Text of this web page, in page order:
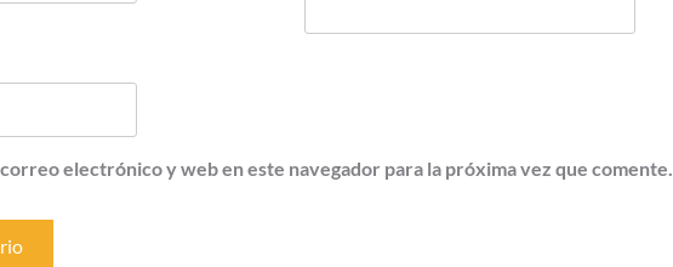
electrónico y web en este navegador para la próxima vez que comente.